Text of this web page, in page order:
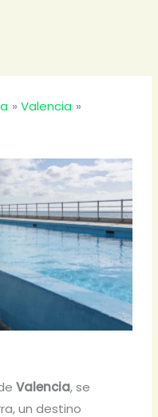
Valencia
Valencia, se
un destino